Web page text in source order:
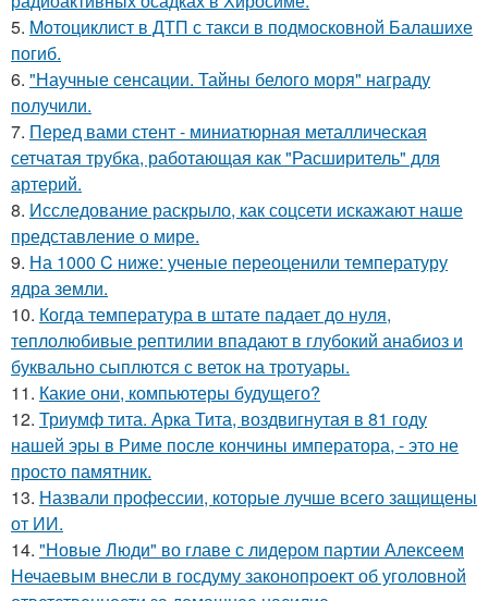
5. Moтоциклист в ДТП с такси в подмосковной Балашихе
погиб.
6. "Научные сенсации. Тайны белого моря" награду
получили.
7. Перед вами стент - миниатюрная металлическая
сетчатая трубка, работающая как "Расширитель" для
артерий.
8. Исследование раскрыло, как соцсети искажают наше
представление о мире.
9. На 1000 C ниже: ученые переоценили температуру
ядра земли.
10. Когда температура в штате падает до нуля,
теплолюбивые рептилии впадают в глубокий анабиоз и
буквально сыплются с веток на тротуары.
11. Какие они, компьютеры будущего?
12. Триумф тита. Арка Тита, воздвигнутая в 81 году
нашей эры в Риме после кончины императора, - это не
просто памятник.
13. Назвали профессии, которые лучше всего защищены
от ИИ.
14. "Новые Люди" во главе с лидером партии Алексеем
Нечаевым внесли в госдуму законопроект об уголовной